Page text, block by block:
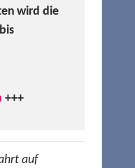
wird die
+++
auf